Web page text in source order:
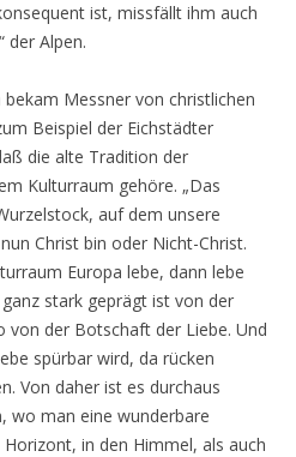
ist, missfällt ihm auch
der Alpen.
Messner von christlichen
Beispiel der Eichstädter
die alte Tradition der
Kulturraum gehöre. „Das
auf dem unsere
Christ bin oder Nicht-Christ.
Europa lebe, dann lebe
stark geprägt ist von der
von der Botschaft der Liebe. Und
spürbar wird, da rücken
Von daher ist es durchaus
wo man eine wunderbare
in den Himmel, als auch